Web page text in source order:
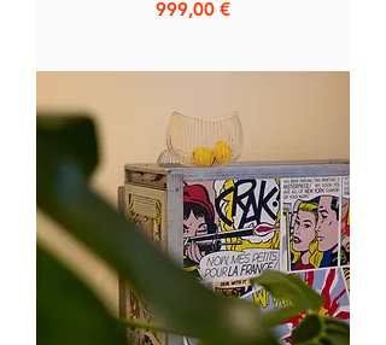
Preis
999,00 €